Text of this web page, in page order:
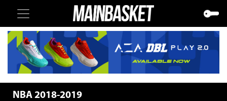
NBA 2018-2019